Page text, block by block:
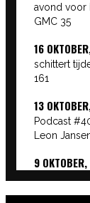
avond voor
GMC 35
16
schittert
161
13
Podcast
Leon
9